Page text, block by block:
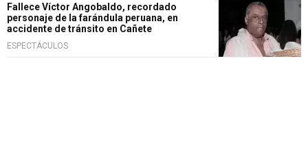
Fallece Víctor Angobaldo, recordado
personaje de la farándula peruana, en
accidente de tránsito en Cañete
ESPECTÁCULOS